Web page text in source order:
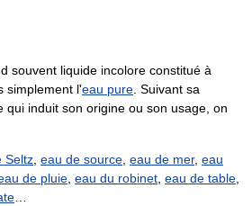
souvent liquide incolore constitué à
simplement l'eau pure . Suivant sa
qui induit son origine ou son usage, on
Seltz eau de source eau de mer, eau
de pluie eau du robinet eau de table